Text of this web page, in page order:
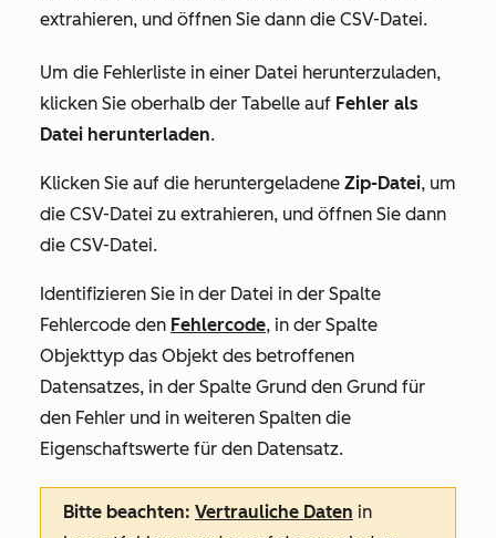
extrahieren, und öffnen Sie dann die CSV-Datei.
Um die Fehlerliste in einer Datei herunterzuladen,
klicken Sie oberhalb der Tabelle auf Fehler als
Datei herunterladen.
Klicken Sie auf die heruntergeladene Zip-Datei, um
die CSV-Datei zu extrahieren, und öffnen Sie dann
die CSV-Datei.
Identifizieren Sie in der Datei in der Spalte
Fehlercode den Fehlercode, in der Spalte
Objekttyp das Objekt des betroffenen
Datensatzes, in der Spalte Grund den Grund für
den Fehler und in weiteren Spalten die
Eigenschaftswerte für den Datensatz.
Bitte beachten: Vertrauliche Daten in